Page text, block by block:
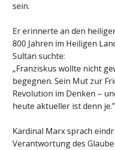
sein.
Er erinnerte an den
800 Jahren im Heiligen
Sultan suchte:
„Franziskus wollte nicht
begegnen. Sein Mut zur
Revolution im Denken –
heute aktueller ist denn je.”
Kardinal Marx sprach
Verantwortung des